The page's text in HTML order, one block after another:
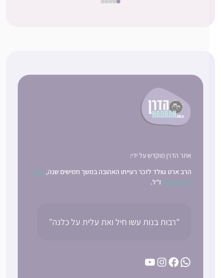
אתר הדרן מוקדש על ידי:
הרב ארט גוולד לזכר רעייתו האהובה במשך חמישים שנה,קרול
ג’וי רובינסוןז”ל.
"רבות בנות עשו חיל ואת עלית על כלנה”
WhatsApp
Facebook
Instagram
YouTube